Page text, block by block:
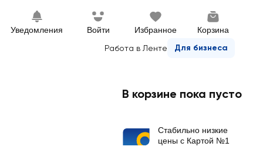
Уведомления Войти Избранное
Корзина
Работа в Ленте
Для бизнеса
В корзине пока пусто
Стабильно низкие
цены с Картой №1